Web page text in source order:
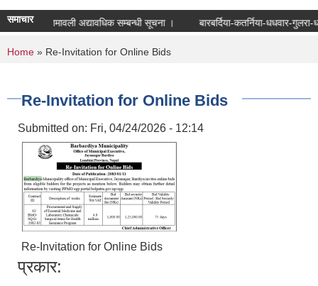
समाचार
मतदाता नामावली अद्यावधिक सम्बन्धी सूचना । बारबर्दिया-कतर्निया-धधवार-
You are here
Home » Re-Invitation for Online Bids
Re-Invitation for Online Bids
Submitted on: Fri, 04/24/2026 - 12:14
Re-Invitation for Online Bids
प्रकार: